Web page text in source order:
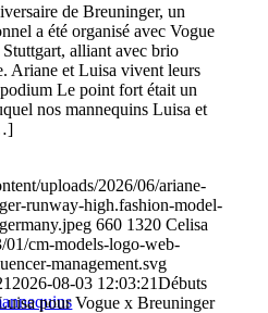
de Breuninger, un
a été organisé avec Vogue
alliant avec brio
Ariane et Luisa vivent leurs
Le point fort était un
nos mannequins Luisa et
uploads/2026/06/ariane-
runway-high.fashion-model-
660 1320 Celisa
01/cm-models-logo-web-
management.svg
2026-08-03 12:03:21Débuts
pour Vogue x Breuninger